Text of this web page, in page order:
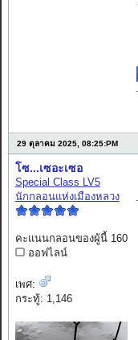
29 ตุลาคม 2025, 08:25:PM
โซ...เซอะเซอ
Special Class LV5
นักกลอนแห่งเมืองหลวง
คะแนนกลอนของผู้นี้ 160
ออฟไลน์
เพศ:
กระทู้: 1,146